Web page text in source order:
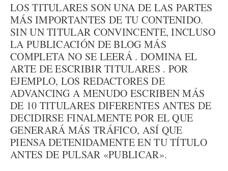
LOS TITULARES SON UNA DE LAS PARTES
MÁS IMPORTANTES DE TU CONTENIDO.
SIN UN TITULAR CONVINCENTE, INCLUSO
LA PUBLICACIÓN DE BLOG MÁS
COMPLETA NO SE LEERÁ . DOMINA EL
ARTE DE ESCRIBIR TITULARES . POR
EJEMPLO, LOS REDACTORES DE
ADVANCING A MENUDO ESCRIBEN MÁS
DE 10 TITULARES DIFERENTES ANTES DE
DECIDIRSE FINALMENTE POR EL QUE
GENERARÁ MÁS TRÁFICO, ASÍ QUE
PIENSA DETENIDAMENTE EN TU TÍTULO
ANTES DE PULSAR «PUBLICAR».